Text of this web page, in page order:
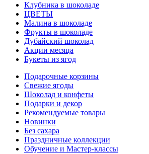
Клубника в шоколаде
ЦВЕТЫ
Малина в шоколаде
Фрукты в шоколаде
Дубайский шоколад
Акции месяца
Букеты из ягод
Подарочные корзины
Свежие ягоды
Шоколад и конфеты
Подарки и декор
Рекомендуемые товары
Новинки
Без сахара
Праздничные коллекции
Обучение и Мастер-классы